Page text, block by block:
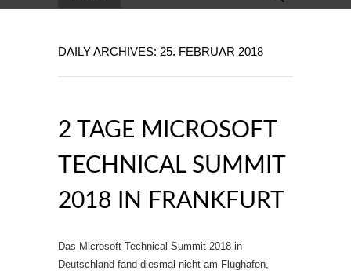
nach:
DAILY ARCHIVES: 25. FEBRUAR 2018
2 TAGE MICROSOFT
TECHNICAL SUMMIT
2018 IN FRANKFURT
Das Microsoft Technical Summit 2018 in
Deutschland fand diesmal nicht am Flughafen,